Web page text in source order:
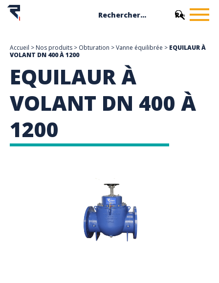
Accueil > Nos produits > Obturation >Vanne équilibrée > EQUILAUR À
VOLANT DN 400 À 1200
EQUILAUR À
VOLANT DN 400 À
1200